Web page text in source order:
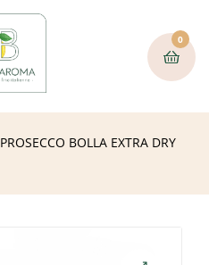
0
PROSECCO BOLLA EXTRA DRY